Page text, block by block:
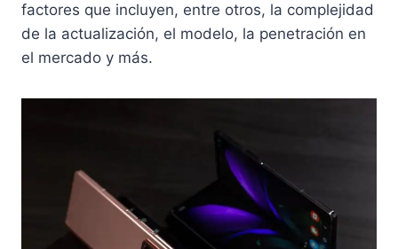
factores que incluyen, entre otros, la complejidad
de la actualización, el modelo, la penetración en
el mercado y más.